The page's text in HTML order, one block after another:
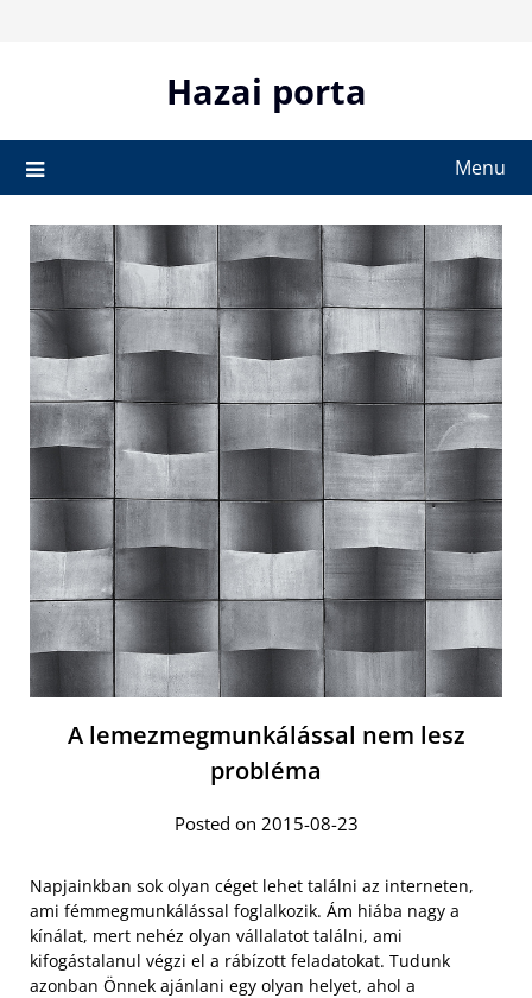
Hazai porta
Menu
A lemezmegmunkálással nem lesz
probléma
Posted on 2015-08-23
Napjainkban sok olyan céget lehet találni az interneten,
ami fémmegmunkálással foglalkozik. Ám hiába nagy a
kínálat, mert nehéz olyan vállalatot találni, ami
kifogástalanul végzi el a rábízott feladatokat. Tudunk
azonban Önnek ajánlani egy olyan helyet, ahol a